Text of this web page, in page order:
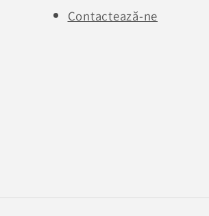
Contactează-ne